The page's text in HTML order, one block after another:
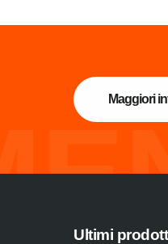
Maggiori
Ultimi